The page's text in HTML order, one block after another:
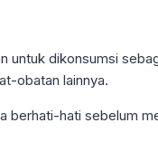
untuk dikonsumsi
obatan lainnya.
hati sebelum